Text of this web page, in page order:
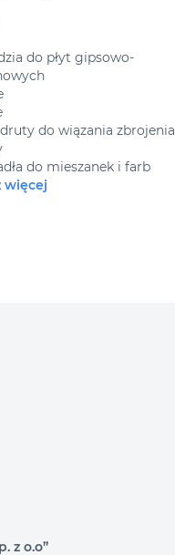
do płyt gipsowo-
do wiązania zbrojenia
do mieszanek i farb
więcej
z o.o”